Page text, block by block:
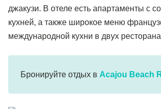
джакузи. В отеле есть апартаменты с
кухней, а также широкое меню
международной кухни в двух
Бронируйте отдых в Acajou Beach